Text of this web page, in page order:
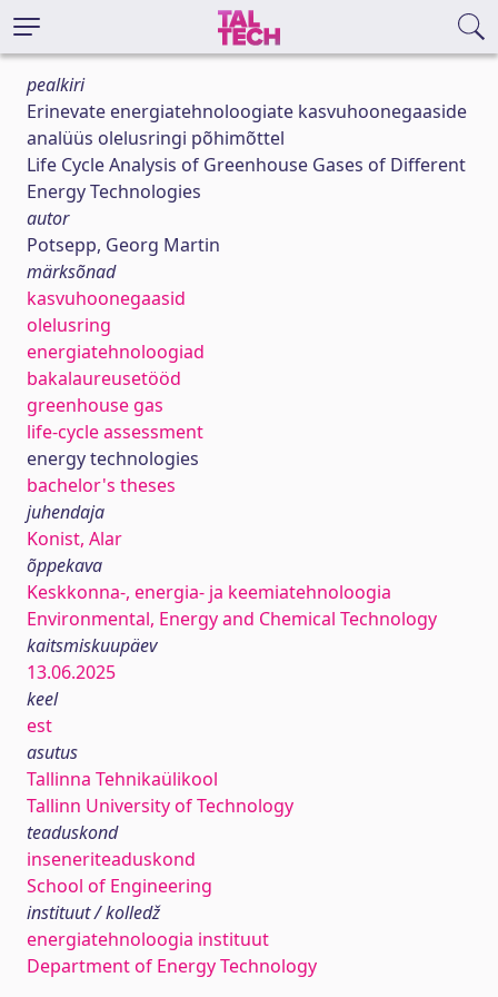
pealkiri
Erinevate energiatehnoloogiate kasvuhoonegaaside
analüüs olelusringi põhimõttel
Life Cycle Analysis of Greenhouse Gases of Different
Energy Technologies
autor
Potsepp, Georg Martin
märksõnad
kasvuhoonegaasid
olelusring
energiatehnoloogiad
bakalaureusetööd
greenhouse gas
life-cycle assessment
energy technologies
bachelor's theses
juhendaja
Konist, Alar
õppekava
Keskkonna-, energia- ja keemiatehnoloogia
Environmental, Energy and Chemical Technology
kaitsmiskuupäev
13.06.2025
keel
est
asutus
Tallinna Tehnikaülikool
Tallinn University of Technology
teaduskond
inseneriteaduskond
School of Engineering
instituut / kolledž
energiatehnoloogia instituut
Department of Energy Technology